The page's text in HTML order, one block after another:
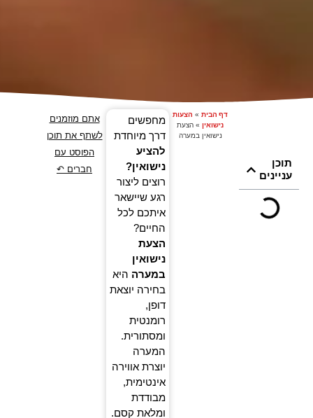
דף הבית» הצעות
נישואין» הצעת
נישואין במערה
מחפשים
דרך מיוחדת
להציע
נישואין?
רוצים ליצור
רגע שיישאר
איתכם לכל
החיים?
הצעת
נישואין
במערה היא
בחירה יוצאת
דופן,
רומנטית
ומסתורית.
המערה
יוצרת אווירה
אינטימית,
מבודדת
ומלאת קסם.
תוכן
עניינים
אתם מוזמנים
לשתף את תוכן
הפוסט עם
חברים ↶